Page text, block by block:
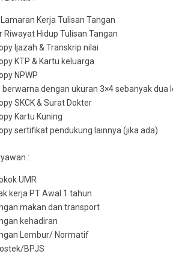
Kerja Tulisan Tangan
Riwayat Hidup Tulisan Tangan
Ijazah & Transkrip nilai
KTP & Kartu keluarga
NPWP
berwarna dengan ukuran 3×4 sebanyak dua
SKCK & Surat Dokter
Kartu Kuning
sertifikat pendukung lainnya (jika ada)
:
UMR
kerja PT Awal 1 tahun
makan dan transport
kehadiran
Lembur/ Normatif
BPJS